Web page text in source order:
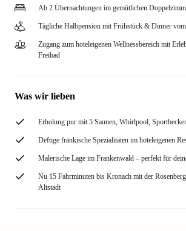
Ab 2 Übernachtungen im gemütlichen
Tägliche Halbpension mit Frühstück & Dinner
Zugang zum hoteleigenen Wellnessbereich mit
Freibad
Was wir lieben
Erholung pur mit 5 Saunen, Whirlpool,
Deftige fränkische Spezialitäten im hoteleigenen
Malerische Lage im Frankenwald – perfekt für
Nu 15 Fahrminuten bis Kronach mit der
Altstadt